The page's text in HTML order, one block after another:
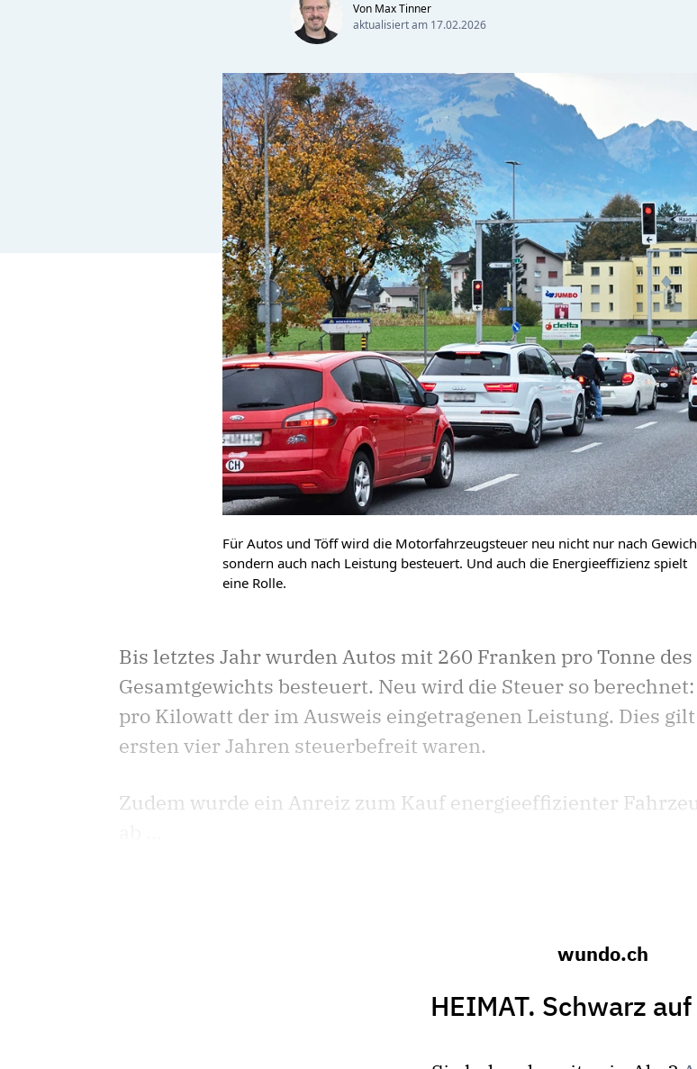
Von Max Tinner
aktualisiert am 17.02.2026
Für Autos und Töff wird die Motorfahrzeugsteuer neu nicht nur nach
sondern auch nach Leistung besteuert. Und auch die Energieeffizienz spielt
eine Rolle.
Bis letztes Jahr wurden Autos mit 260 Franken pro Tonne
Gesamtgewichts besteuert. Neu wird die Steuer so
pro Kilowatt der im Ausweis eingetragenen Leistung. Dies
ersten vier Jahren steuerbefreit waren.
Zudem wurde ein Anreiz zum Kauf energieeffizienter
wundo.ch
HEIMAT. Schwarz